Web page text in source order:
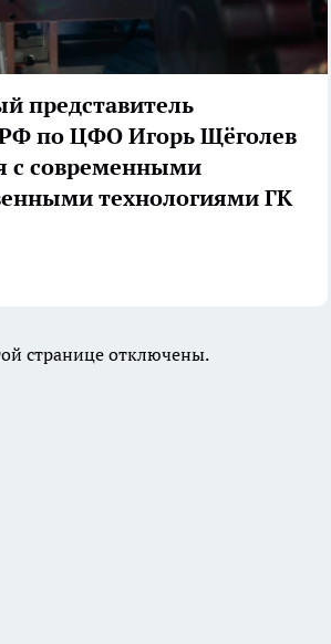
представитель
по ЦФО Игорь Щёголев
с современными
технологиями ГК
странице отключены.